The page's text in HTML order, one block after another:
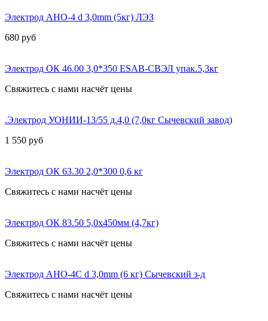
Электрод AHO-4 d 3,0mm (5кг) ЛЭЗ
680 руб
Электрод ОК 46.00 3,0*350 ESAB-СВЭЛ упак.5,3кг
Свяжитесь с нами насчёт цены
.Электрод УОНИИ-13/55 д.4,0 (7,0кг Сычевский завод)
1 550 руб
Электрод ОК 63.30 2,0*300 0,6 кг
Свяжитесь с нами насчёт цены
Электрод ОК 83.50 5,0х450мм (4,7кг)
Свяжитесь с нами насчёт цены
Электрод AHO-4С d 3,0mm (6 кг) Сычевский з-д
Свяжитесь с нами насчёт цены